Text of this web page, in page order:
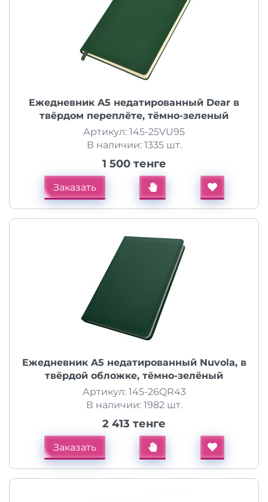
Ежедневник A5 недатированный Dear в
твёрдом переплёте, тёмно-зеленый
Артикул: 145-25VU95
В наличии: 1335 шт.
1 500 тенге
Заказать
Ежедневник A5 недатированный Nuvola, в
твёрдой обложке, тёмно-зелёный
Артикул: 145-26QR43
В наличии: 1982 шт.
2 413 тенге
Заказать